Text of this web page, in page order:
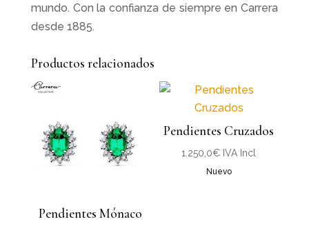
mundo. Con la confianza de siempre en Carrera
desde 1885.
Productos relacionados
Pendientes Mónaco
Pendientes Cruzados
1.250,0€ IVA Incl
Nuevo